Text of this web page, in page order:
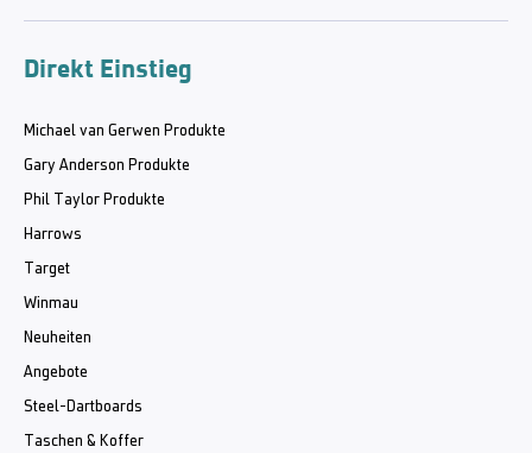
Direkt Einstieg
Michael van Gerwen Produkte
Gary Anderson Produkte
Phil Taylor Produkte
Harrows
Target
Winmau
Neuheiten
Angebote
Steel-Dartboards
Taschen & Koffer